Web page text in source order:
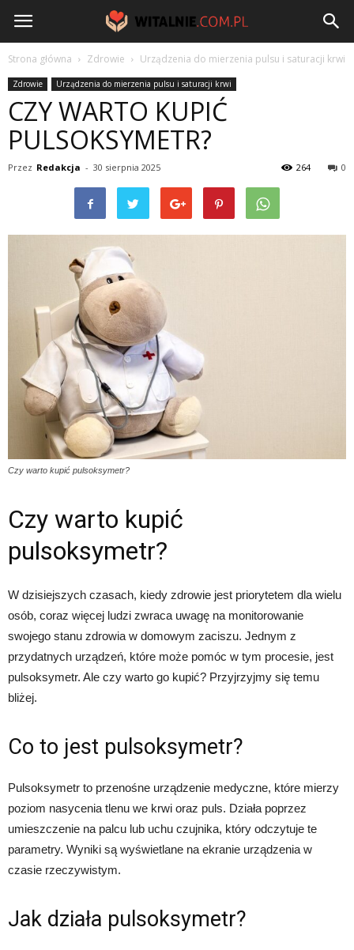
Witalnie.com.pl
Strona główna Zdrowie Urządzenia do mierzenia pulsu i saturacji krwi
Zdrowie Urządzenia do mierzenia pulsu i saturacji krwi
CZY WARTO KUPIĆ
PULSOKSYMETR?
Przez Redakcja - 30 sierpnia 2025 0
264
Czy warto kupić pulsoksymetr?
Czy warto kupić
pulsoksymetr?
W dzisiejszych czasach, kiedy zdrowie jest priorytetem dla wielu
osób, coraz więcej ludzi zwraca uwagę na monitorowanie
swojego stanu zdrowia w domowym zaciszu. Jednym z
przydatnych urządzeń, które może pomóc w tym procesie, jest
pulsoksymetr. Ale czy warto go kupić? Przyjrzyjmy się temu
bliżej.
Co to jest pulsoksymetr?
Pulsoksymetr to przenośne urządzenie medyczne, które mierzy
poziom nasycenia tlenu we krwi oraz puls. Działa poprzez
umieszczenie na palcu lub uchu czujnika, który odczytuje te
parametry. Wyniki są wyświetlane na ekranie urządzenia w
czasie rzeczywistym.
Jak działa pulsoksymetr?